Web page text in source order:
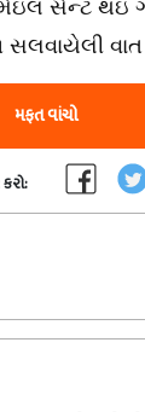
સેન્ટ થઇ
વાત
મફત વાંચો